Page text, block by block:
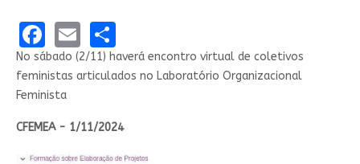
Facebook
EmailShare
No sábado (2/11) haverá encontro virtual de coletivos
feministas articulados no Laboratório Organizacional
Feminista
CFEMEA - 1/11/2024